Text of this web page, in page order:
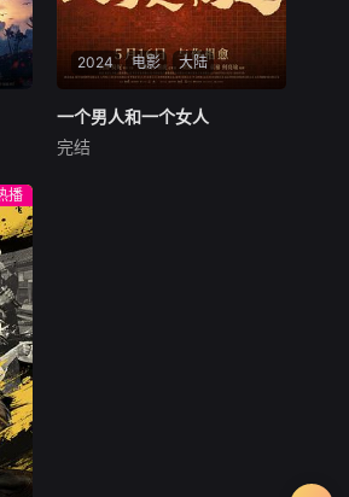
2024 电影 大陆
一个男人和一个女人
黄渤
一个男人和一个女人
完结
播